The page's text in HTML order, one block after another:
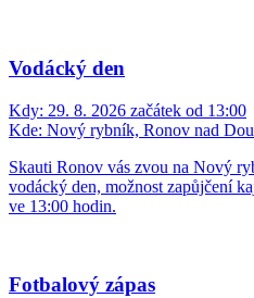
Vodácký den
Kdy: 29. 8. 2026 začátek od 13:00
Kde: Nový rybník, Ronov nad
Skauti Ronov vás zvou na Nový
vodácký den, možnost zapůjčení
ve 13:00 hodin.
Fotbalový zápas